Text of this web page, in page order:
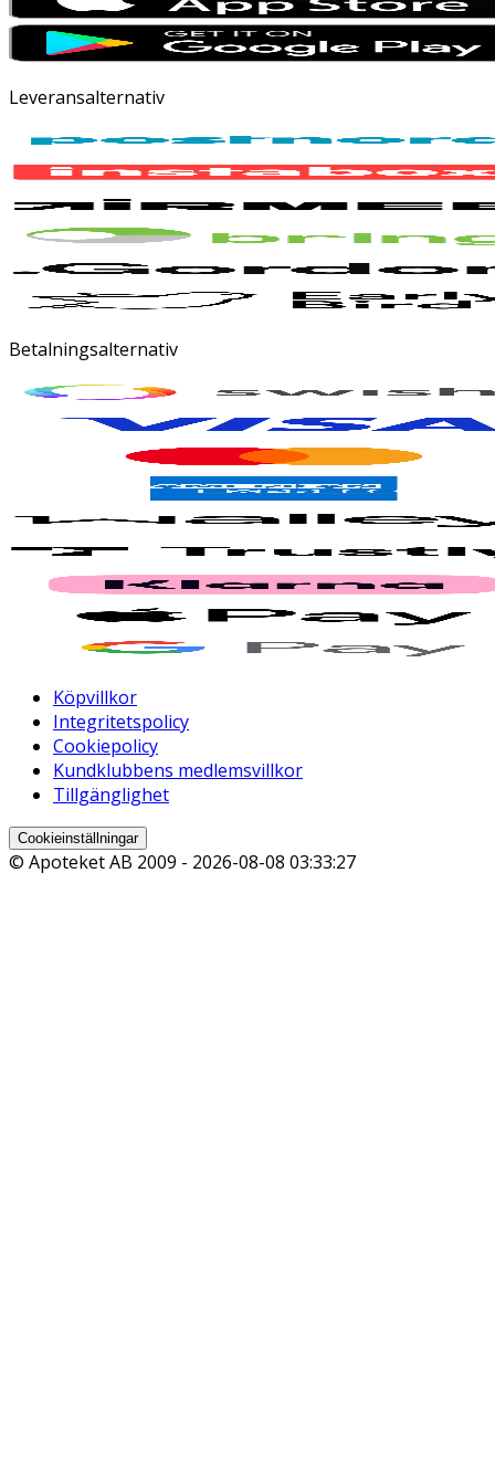
Leveransalternativ
Betalningsalternativ
Köpvillkor
Integritetspolicy
Cookiepolicy
Kundklubbens medlemsvillkor
Tillgänglighet
Cookieinställningar
© Apoteket AB 2009 - 2026-08-08 03:33:27